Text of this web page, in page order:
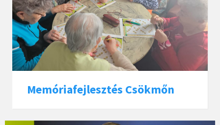
Memóriafejlesztés Csökmőn